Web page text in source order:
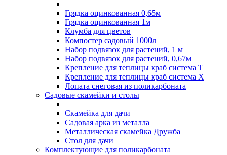
Грядка оцинкованная 0,65м
Грядка оцинкованная 1м
Клумба для цветов
Компостер садовый 1000л
Набор подвязок для растений, 1 м
Набор подвязок для растений, 0,67м
Крепление для теплицы краб система Т
Крепление для теплицы краб система Х
Лопата снеговая из поликарбоната
Садовые скамейки и столы
Скамейка для дачи
Садовая арка из металла
Металлическая скамейка Дружба
Стол для дачи
Комплектующие для поликарбоната